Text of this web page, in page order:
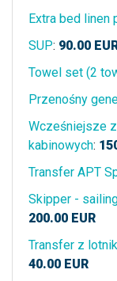
Extra bed linen
SUP: 90.00
Towel set (2
Przenośny
Wcześniejsze
kabinowych:
Transfer APT
Skipper -
200.00 EUR
Transfer z
40.00 EUR